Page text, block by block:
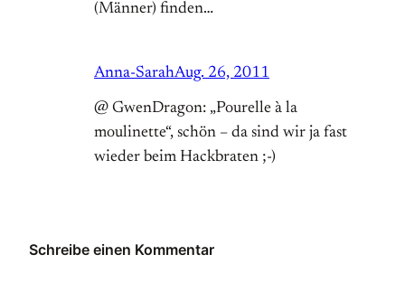
(Männer) finden…
Anna-SarahAug. 26, 2011
@ GwenDragon: „Pourelle à la
moulinette“, schön – da sind wir ja fast
wieder beim Hackbraten ;-)
Schreibe einen Kommentar